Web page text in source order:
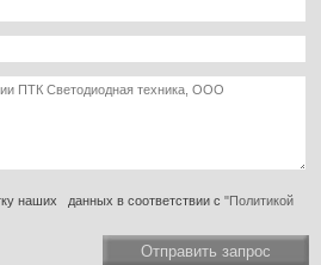
наших данных в соответствии с "Политикой
Отправить запрос